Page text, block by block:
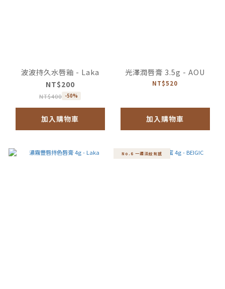
波波持久水唇釉 - Laka
NT$200
NT$400 -50%
加入購物車
光澤潤唇膏 3.5g - AOU
NT$520
加入購物車
No.6 一週淡紋有感